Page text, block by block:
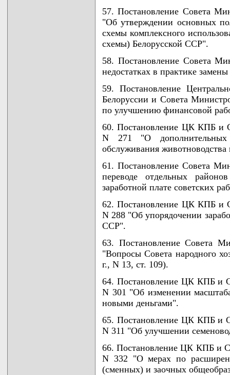
57. Постановление Совета
"Об утверждении основных
схемы комплексного
схемы) Белорусской ССР".
58. Постановление Совета
недостатках в практике
59. Постановление
Белоруссии и Совета
по улучшению финансовой
60. Постановление ЦК КПБ и
N 271 "О дополнительных
обслуживания животноводства
61. Постановление Совета
переводе отдельных
заработной плате советских
62. Постановление ЦК КПБ и
N 288 "Об упорядочении
ССР".
63. Постановление Совета
"Вопросы Совета народного
г., N 13, ст. 109).
64. Постановление ЦК КПБ и
N 301 "Об изменении
новыми деньгами".
65. Постановление ЦК КПБ и
N 311 "Об улучшении
66. Постановление ЦК КПБ и
N 332 "О мерах по
(сменных) и заочных